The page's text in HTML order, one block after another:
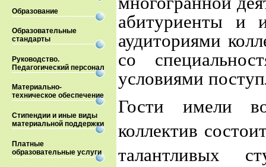
Образование
Образовательные
стандарты
Руководство.
Педагогический персонал
Материально-
техническое обеспечение
Стипендии и иные виды
материальной поддержки
Платные
образовательные услуги
абитуриенты и
аудиториями
со
условиями
Гости имели
коллектив
талантливых